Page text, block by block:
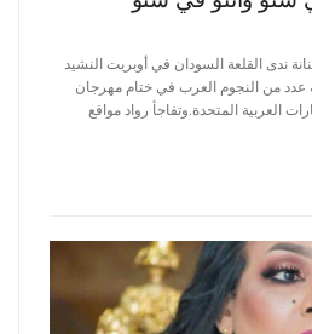
ندى القلعة السودان في أوبريت النشيد
عدد من النجوم العرب في ختام مهرجان
العربية المتحدة.وتفاجأ رواد مواقع